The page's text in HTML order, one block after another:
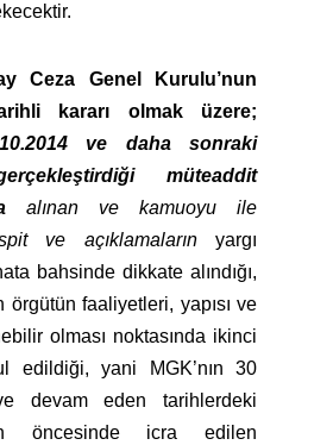
Ceza Genel Kurulu’nun
kararı olmak üzere;
ve daha sonraki
müteaddit
alınan ve kamuoyu ile
ve açıklamaların yargı
bahsinde dikkate alındığı,
örgütün faaliyetleri, yapısı ve
olması noktasında ikinci
edildiği, yani MGK’nın 30
devam eden tarihlerdeki
öncesinde icra edilen